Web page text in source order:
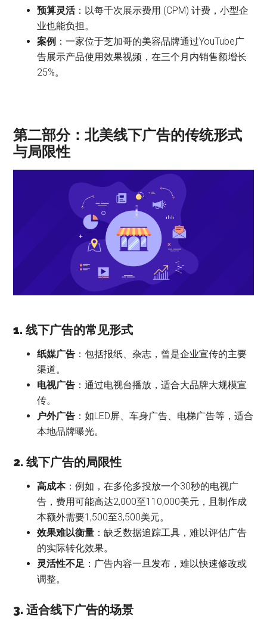
预算灵活：以每千次展示费用 (CPM) 计费，小型企
业也能负担。
案例 ：一家位于芝加哥的美容品牌通过YouTube广
告展示产品使用效果视频，在三个月内销售额增长
25%。
第二部分：北美线下广告的传统形式
与局限性
1. 线下广告的常见形式
纸媒广告 ：包括报纸、杂志，曾是企业宣传的主要
渠道。
电视广告 ：通过电视台播放，适合大品牌大规模宣
传。
户外广告 ：如LED屏、车身广告、电梯广告等，适合
本地品牌曝光。
2. 线下广告的局限性
高成本：例如，在多伦多投放一个30秒的电视广
告，费用可能高达2,000至110,000美元，且制作成
本额外需要1,500至3,500美元。
效果难以衡量 ：缺乏数据追踪工具，难以评估广告
的实际转化效果。
灵活性不足 ：广告内容一旦发布，难以快速修改或
调整。
3. 适合线下广告的场景